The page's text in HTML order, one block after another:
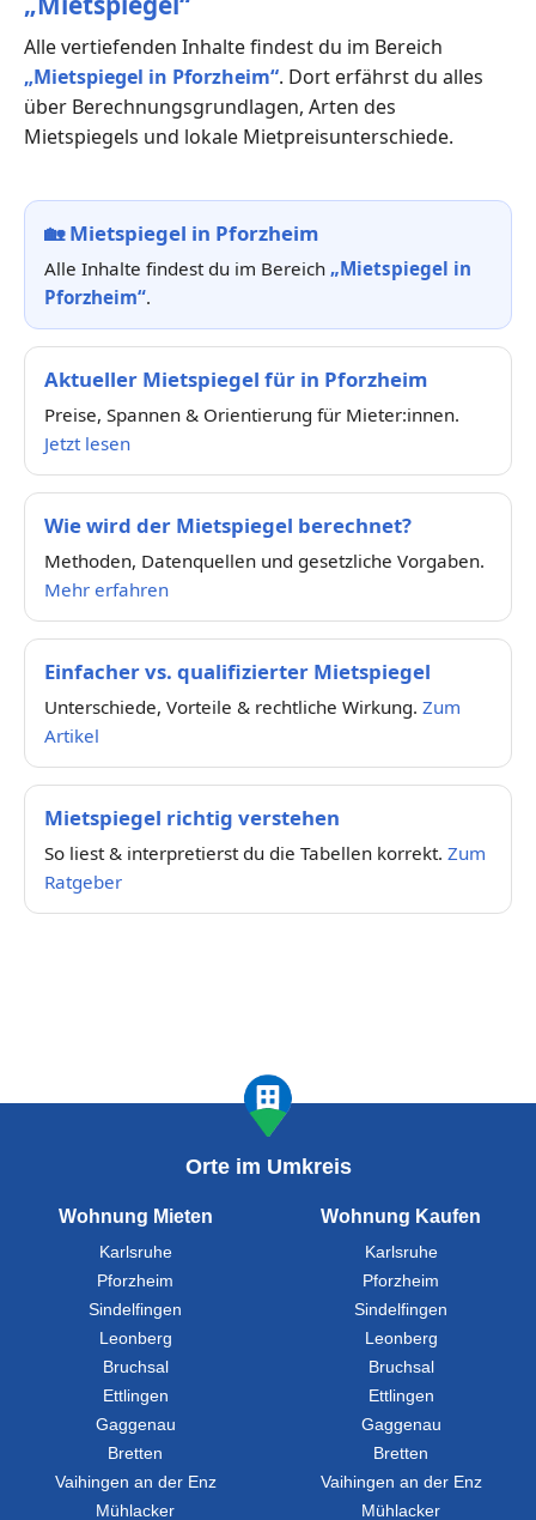
Alle vertiefenden Inhalte findest du im Bereich
„Mietspiegel in Pforzheim“. Dort erfährst du alles
über Berechnungsgrundlagen, Arten des
Mietspiegels und lokale Mietpreisunterschiede.
🏡Mietspiegel in Pforzheim
Alle Inhalte findest du im Bereich „Mietspiegel in
Pforzheim“.
Aktueller Mietspiegel für in Pforzheim
Preise, Spannen & Orientierung für Mieter:innen.
Jetzt lesen
Wie wird der Mietspiegel berechnet?
Methoden, Datenquellen und gesetzliche Vorgaben.
Mehr erfahren
Einfacher vs. qualifizierter Mietspiegel
Unterschiede, Vorteile & rechtliche Wirkung. Zum
Artikel
Mietspiegel richtig verstehen
So liest & interpretierst du die Tabellen korrekt. Zum
Ratgeber
Orte im Umkreis
Wohnung Mieten
Karlsruhe
Pforzheim
Sindelfingen
Leonberg
Bruchsal
Ettlingen
Gaggenau
Bretten
Vaihingen an der Enz
Mühlacker
Wohnung Kaufen
Karlsruhe
Pforzheim
Sindelfingen
Leonberg
Bruchsal
Ettlingen
Gaggenau
Bretten
Vaihingen an der Enz
Mühlacker